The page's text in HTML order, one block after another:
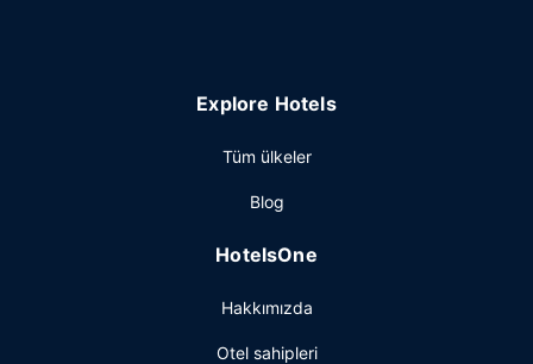
Misafirler için kuru temizleme/çamaşır yıkama servisi, 24
için gidiş-dönüş havaalanı transfer servisi sınırlı saatlerde
Explore Hotels
Tüm ülkeler
Blog
HotelsOne
Hakkımızda
Otel sahipleri